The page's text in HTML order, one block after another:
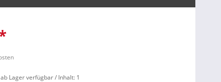
Lager verfügbar / Inhalt: 1